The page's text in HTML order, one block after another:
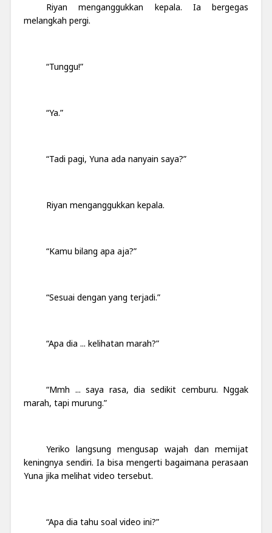
Riyan menganggukkan kepala. Ia bergegas
melangkah pergi.
“Tunggu!”
“Ya.”
“Tadi pagi, Yuna ada nanyain saya?”
Riyan menganggukkan kepala.
“Kamu bilang apa aja?”
“Sesuai dengan yang terjadi.”
“Apa dia ... kelihatan marah?”
“Mmh ... saya rasa, dia sedikit cemburu. Nggak
marah, tapi murung.”
Yeriko langsung mengusap wajah dan memijat
keningnya sendiri. Ia bisa mengerti bagaimana perasaan
Yuna jika melihat video tersebut.
“Apa dia tahu soal video ini?”